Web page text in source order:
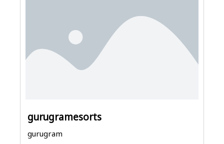
gurugramesorts
gurugram